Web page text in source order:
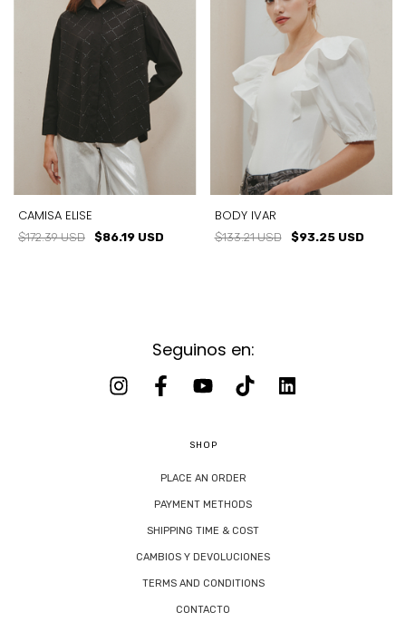
CAMISA ELISE
$172.39 USD $86.19 USD
BODY IVAR
$133.21 USD $93.25 USD
Seguinos en:
SHOP
PLACE AN ORDER
PAYMENT METHODS
SHIPPING TIME & COST
CAMBIOS Y DEVOLUCIONES
TERMS AND CONDITIONS
CONTACTO